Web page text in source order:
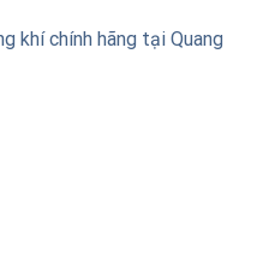
khí chính hãng tại Quang